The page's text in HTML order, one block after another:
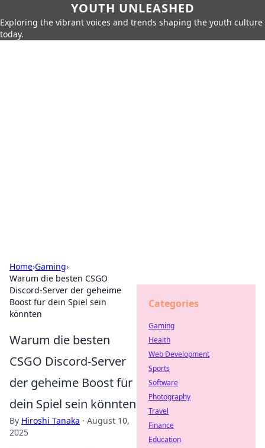
YOUTH UNLEASHED
Exploring the vibrant voices and trends shaping the youth culture
today.
Home›Gaming›
Warum die besten CSGO
Discord-Server der geheime
Boost für dein Spiel sein
könnten
Warum die besten
CSGO Discord-Server
der geheime Boost für
dein Spiel sein könnten
By Hiroshi Tanaka · August 10,
2025
Categories
Gaming
Health
Web Development
Sports
Software
Photography
Travel
Finance
Education